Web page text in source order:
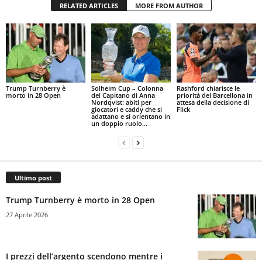
RELATED ARTICLES MORE FROM AUTHOR
Trump Turnberry è
morto in 28 Open
Solheim Cup – Colonna
del Capitano di Anna
Nordqvist: abiti per
giocatori e caddy che si
adattano e si orientano in
un doppio ruolo...
Rashford chiarisce le
priorità del Barcellona in
attesa della decisione di
Flick
Ultimo post
Trump Turnberry è morto in 28 Open
27 Aprile 2026
I prezzi dell’argento scendono mentre i